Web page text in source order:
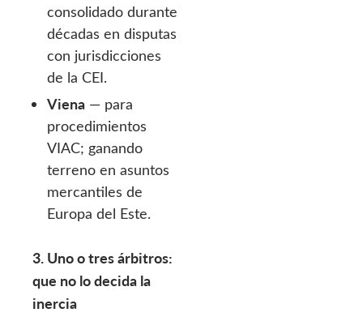
consolidado durante
décadas en disputas
con jurisdicciones
de la CEI.
Viena — para
procedimientos
VIAC; ganando
terreno en asuntos
mercantiles de
Europa del Este.
3. Uno o tres árbitros:
que no lo decida la
inercia